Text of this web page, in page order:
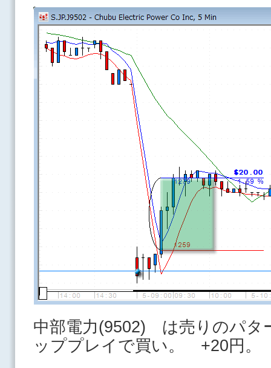
中部電力(9502) は売りのパタ
ッププレイで買い。 +20円。